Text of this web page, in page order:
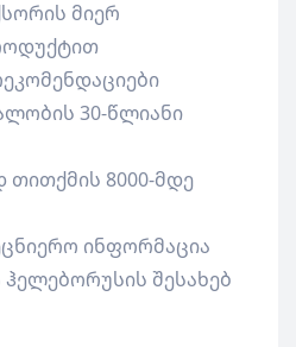
მიერ
30-წლიანი
8000-მდე
ინფორმაცია
შესახებ